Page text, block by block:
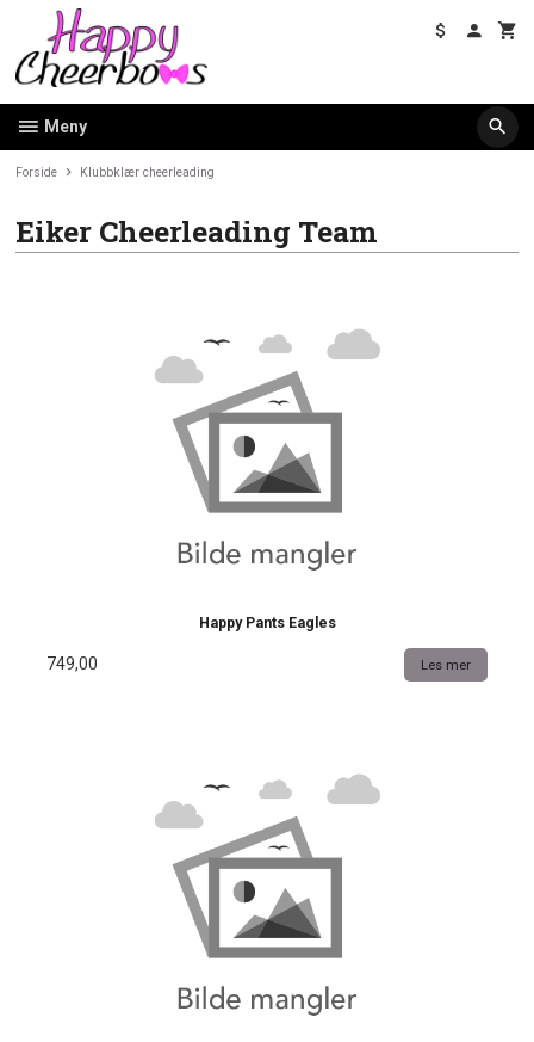
innholdet
Meny
Forside Klubbklær cheerleading
Eiker Cheerleading Team
Happy Pants Eagles
749,00 Les mer